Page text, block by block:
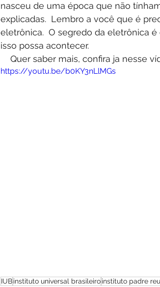
nasceu de uma época que não
explicadas.  Lembro a você que é
eletrônica.  O segredo da eletrônica
isso possa acontecer.
Quer saber mais, confira ja nesse
https://youtu.be/b0KY3nLlMGs
IUBinstituto universal brasileiroinstituto padre